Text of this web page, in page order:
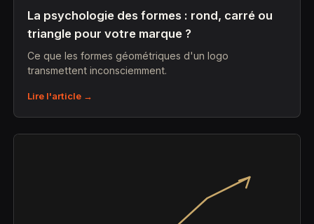
La psychologie des formes : rond, carré ou
triangle pour votre marque ?
Ce que les formes géométriques d'un logo
transmettent inconsciemment.
Lire l'article →